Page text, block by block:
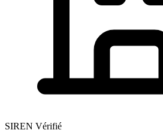
SIREN Vérifié